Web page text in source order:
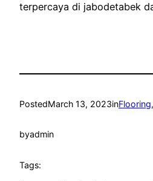
terpercaya di jabodetabek
PostedMarch 13, 2023inFlooring,
byadmin
Tags: